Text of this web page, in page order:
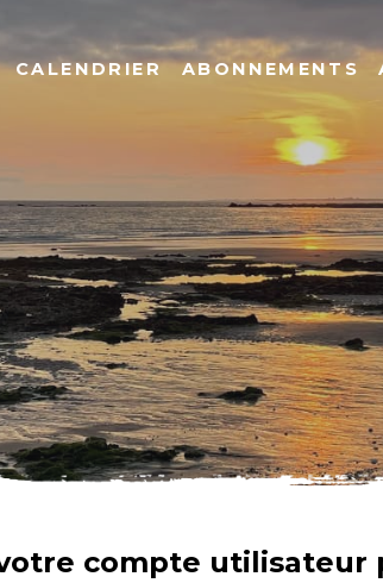
CALENDRIER ABONNEMENTS
compte utilisateur